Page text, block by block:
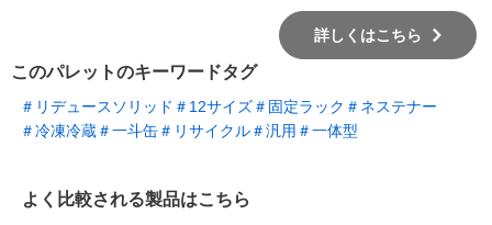
詳しくはこちら
このパレットのキーワードタグ
＃リデュースソリッド ＃12サイズ＃固定ラック ＃ネステナー
＃冷凍冷蔵＃一斗缶＃リサイクル＃汎用 ＃一体型
よく比較される製品はこちら